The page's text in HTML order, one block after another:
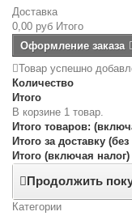
Доставка
0,00 руб Итого
Оформление заказа
Товар успешно
Количество
Итого
В корзине 1 товар.
Итого товаров:
Итого за доставку
Итого (включая налог)
Продолжить
Категории